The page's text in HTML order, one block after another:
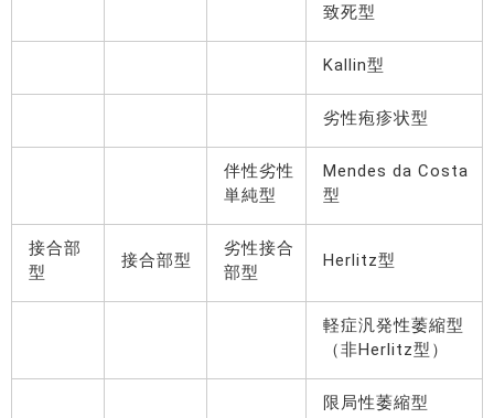
致死型
Kallin型
劣性疱疹状型
伴性劣性
単純型
Mendes da Costa
型
接合部
型
接合部型
劣性接合
部型
Herlitz型
軽症汎発性萎縮型
（非Herlitz型）
限局性萎縮型